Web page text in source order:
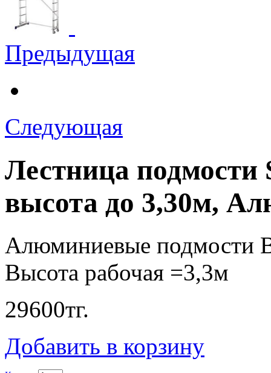
Предыдущая
Следующая
Лестница подмости
высота до 3,30м,
Алюминиевые подмости
Высота рабочая =3,3м
29600тг.
Добавить в корзину